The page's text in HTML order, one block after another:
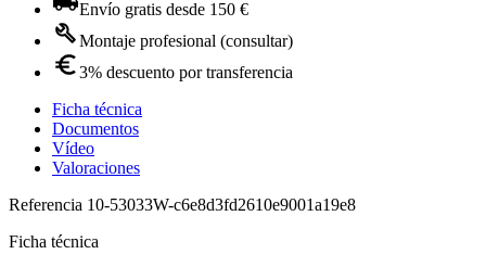
Envío gratis desde 150 €
Montaje profesional (consultar)
3% descuento por transferencia
Ficha técnica
Documentos
Vídeo
Valoraciones
Referencia 10-53033W-c6e8d3fd2610e9001a19e8
Ficha técnica